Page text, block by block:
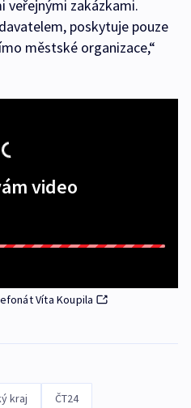
veřejnými zakázkami.
poskytuje pouze
městské organizace,“
video
Víta Koupila
kraj ČT24